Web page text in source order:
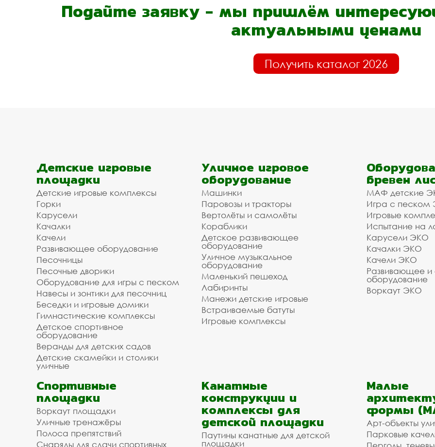
Подайте заявку - мы пришлём
актуальными ценами
Получить каталог 2026
Детские игровые
площадки
Детские игровые комплексы
Горки
Карусели
Качалки
Качели
Развивающее оборудование
Песочницы
Песочные дворики
Оборудование для игры с песком
Навесы и зонтики для песочниц
Беседки и игровые домики
Гимнастические комплексы
Детское спортивное
оборудование
Веранды для детских садов
Детские скамейки и столики
уличные
Уличное игровое
оборудование
Машинки
Паровозы и тракторы
Вертолёты и самолёты
Кораблики
Детское развивающее
оборудование
Уличное музыкальное
оборудование
Маленький пешеход
Лабиринты
Манежи детские игровые
Встраиваемые батуты
Игровые комплексы
бревен
МАФ детские
Игра с песком
Игровые
Испытание на
Карусели ЭКО
Качалки ЭКО
Качели ЭКО
Развивающее
оборудование
Воркаут ЭКО
Спортивные
площадки
Воркаут площадки
Уличные тренажёры
Полоса препятствий
Снаряды для сдачи спортивных
Канатные
конструкции и
комплексы для
детской площадки
Паутины канатные для детской
площадки
Малые
формы
Арт-объекты
Парковые